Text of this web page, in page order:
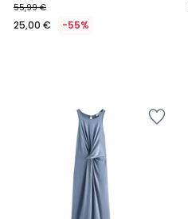
55,99 €
25,00 € -55%